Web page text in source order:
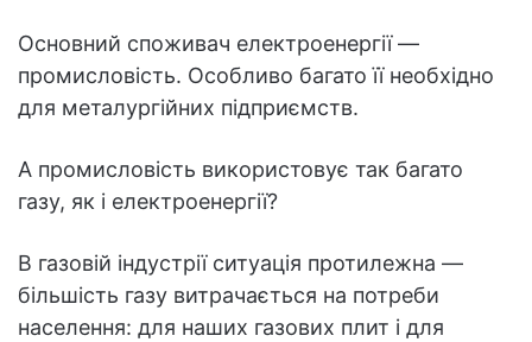
Основний споживач електроенергії —
промисловість. Особливо багато її необхідно
для металургійних підприємств.
А промисловість використовує так багато
газу, як і електроенергії?
В газовій індустрії ситуація протилежна —
більшість газу витрачається на потреби
населення: для наших газових плит і для